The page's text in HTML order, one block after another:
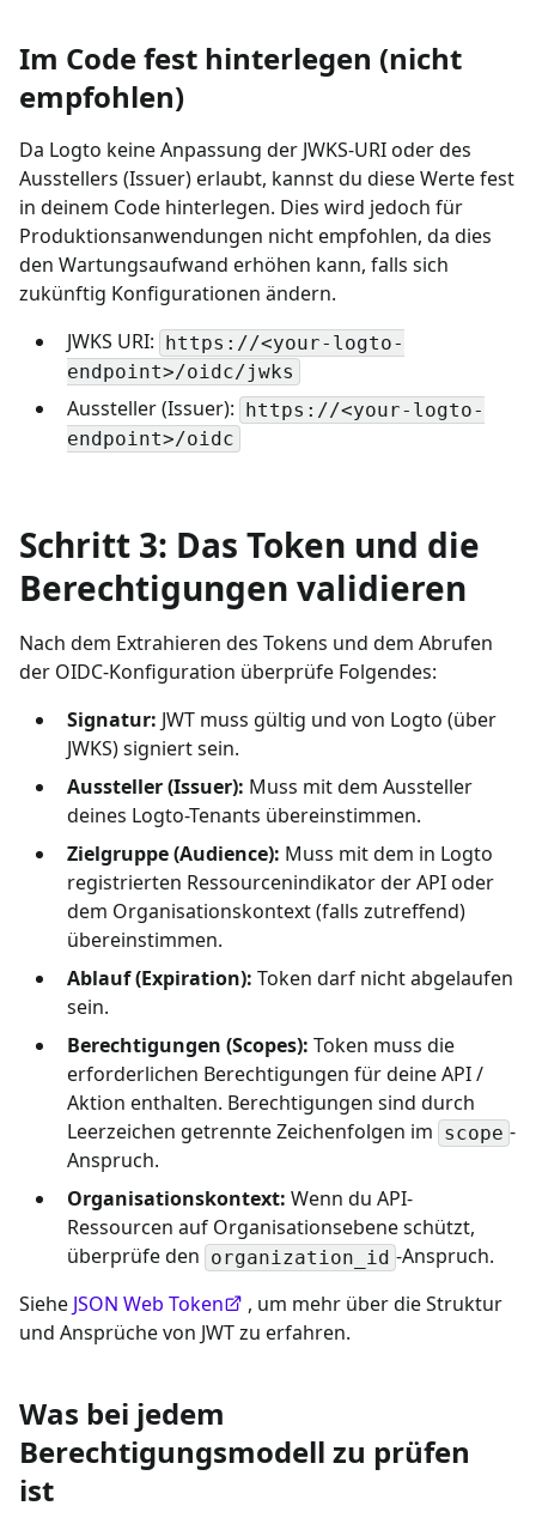
Im Code fest hinterlegen (nicht
empfohlen)
Da Logto keine Anpassung der JWKS-URI oder des
Ausstellers (Issuer) erlaubt, kannst du diese Werte fest
in deinem Code hinterlegen. Dies wird jedoch für
Produktionsanwendungen nicht empfohlen, da dies
den Wartungsaufwand erhöhen kann, falls sich
zukünftig Konfigurationen ändern.
JWKS URI: https://<your-logto-
endpoint>/oidc/jwks
Aussteller (Issuer): https://<your-logto-
endpoint>/oidc
Schritt 3: Das Token und die
Berechtigungen validieren
Nach dem Extrahieren des Tokens und dem Abrufen
der OIDC-Konfiguration überprüfe Folgendes:
Signatur: JWT muss gültig und von Logto (über
JWKS) signiert sein.
Aussteller (Issuer): Muss mit dem Aussteller
deines Logto-Tenants übereinstimmen.
Zielgruppe (Audience): Muss mit dem in Logto
registrierten Ressourcenindikator der API oder
dem Organisationskontext (falls zutreffend)
übereinstimmen.
Ablauf (Expiration): Token darf nicht abgelaufen
sein.
Berechtigungen (Scopes): Token muss die
erforderlichen Berechtigungen für deine API /
Aktion enthalten. Berechtigungen sind durch
Leerzeichen getrennte Zeichenfolgen im scope -
Anspruch.
Organisationskontext: Wenn du API-
Ressourcen auf Organisationsebene schützt,
überprüfe den organization_id -Anspruch.
Siehe JSON Web Token
, um mehr über die Struktur
und Ansprüche von JWT zu erfahren.
Was bei jedem
Berechtigungsmodell zu prüfen
ist